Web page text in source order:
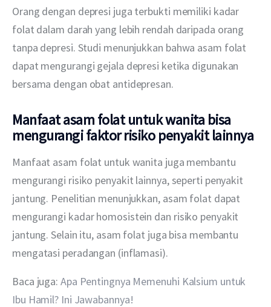
Orang dengan depresi juga terbukti memiliki kadar
folat dalam darah yang lebih rendah daripada orang
tanpa depresi. Studi menunjukkan bahwa asam folat
dapat mengurangi gejala depresi ketika digunakan
bersama dengan obat antidepresan.
Manfaat asam folat untuk wanita bisa
mengurangi faktor risiko penyakit lainnya
Manfaat asam folat untuk wanita juga membantu
mengurangi risiko penyakit lainnya, seperti penyakit
jantung. Penelitian menunjukkan, asam folat dapat
mengurangi kadar homosistein dan risiko penyakit
jantung. Selain itu, asam folat juga bisa membantu
mengatasi peradangan (inflamasi).
Baca juga: Apa Pentingnya Memenuhi Kalsium untuk
Ibu Hamil? Ini Jawabannya!